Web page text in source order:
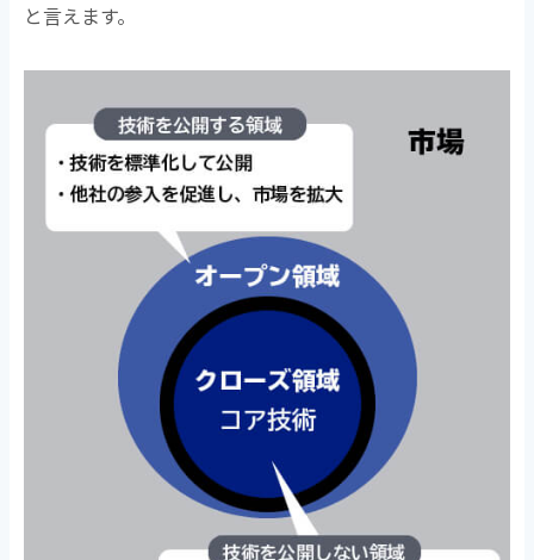
と言えます。